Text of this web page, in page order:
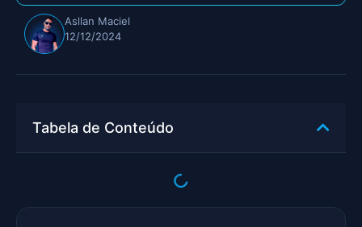
Asllan Maciel
12/12/2024
Tabela de Conteúdo